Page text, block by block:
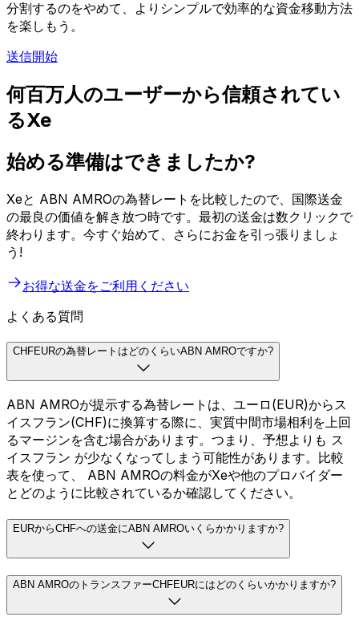
分割するのをやめて、よりシンプルで効率的な資金移動方法
を楽しもう。
送信開始
何百万人のユーザーから信頼されてい
るXe
始める準備はできましたか?
Xeと ABN AMROの為替レートを比較したので、国際送金
の最良の価値を解き放つ時です。最初の送金は数クリックで
終わります。今すぐ始めて、さらにお金を引っ張りましょ
う!
お得な送金をご利用ください
よくある質問
CHFEURの為替レートはどのくらいABN AMROですか?
ABN AMROが提示する為替レートは、ユーロ(EUR)からス
イスフラン(CHF)に換算する際に、実質中間市場相利を上回
るマージンを含む場合があります。つまり、予想よりも ス
イスフラン が少なくなってしまう可能性があります。比較
表を使って、 ABN AMROの料金がXeや他のプロバイダー
とどのように比較されているか確認してください。
EURからCHFへの送金にABN AMROいくらかかりますか?
ABN AMROのトランスファーCHFEURにはどのくらいかかりますか?